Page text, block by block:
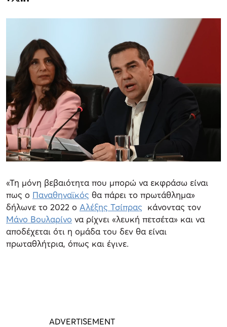
«Τη μόνη βεβαιότητα που μπορώ να εκφράσω είναι
πως ο Παναθηναϊκός θα πάρει το πρωτάθλημα»
δήλωνε το 2022 ο Αλέξης Τσίπρας κάνοντας τον
Μάνο Βουλαρίνο να ρίχνει «λευκή πετσέτα» και να
αποδέχεται ότι η ομάδα του δεν θα είναι
πρωταθλήτρια, όπως και έγινε.